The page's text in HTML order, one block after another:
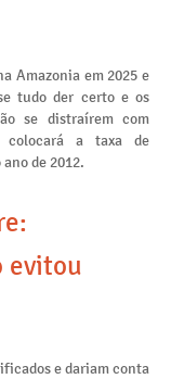
Amazonia em 2025 e
tudo der certo e os
se distraírem com
colocará a taxa de
de 2012.
evitou
e dariam conta